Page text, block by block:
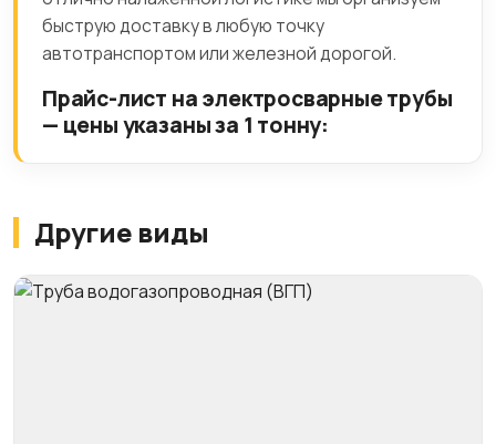
быструю доставку в любую точку
автотранспортом или железной дорогой.
Прайс-лист на электросварные трубы
— цены указаны за 1 тонну:
Другие виды